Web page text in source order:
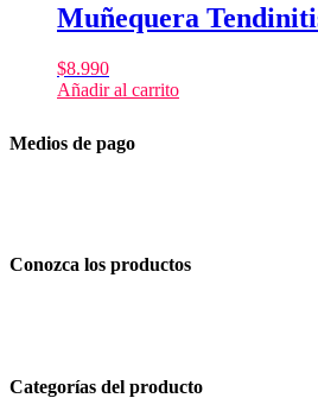
Muñequera
$8.990
Añadir al carrito
Medios de pago
Conozca los productos
Categorías del producto